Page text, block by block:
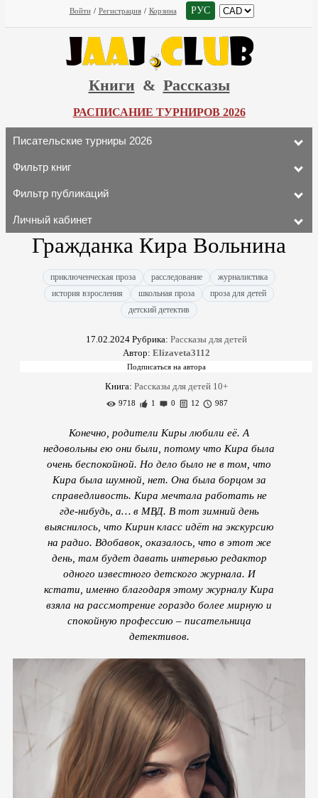
Войти / Регистрация / Корзина РУС
Книги & Рассказы
РАСПИСАНИЕ ТУРНИРОВ 2026
Писательские турниры 2026
Фильтр книг
Фильтр публикаций
Личный кабинет
Гражданка Кира Вольнина
приключенческая проза расследование
журналистика
история взросления
школьная проза
проза для детей
детский детектив
17.02.2024Рубрика: Рассказы для детей
Автор: Elizaveta3112
Книга: Рассказы для детей 10+
9718 1 0 12 987
Конечно, родители Киры любили её. А
недовольны ею они были, потому что Кира была
очень беспокойной. Но дело было не в том, что
Кира была шумной, нет. Она была борцом за
справедливость. Кира мечтала работать не
где-нибудь, а… в МВД. В тот зимний день
выяснилось, что Кирин класс идёт на экскурсию
на радио. Вдобавок, оказалось, что в этот же
день, там будет давать интервью редактор
одного известного детского журнала. И
кстати, именно благодаря этому журналу Кира
взяла на рассмотрение гораздо более мирную и
спокойную профессию – писательница
детективов.